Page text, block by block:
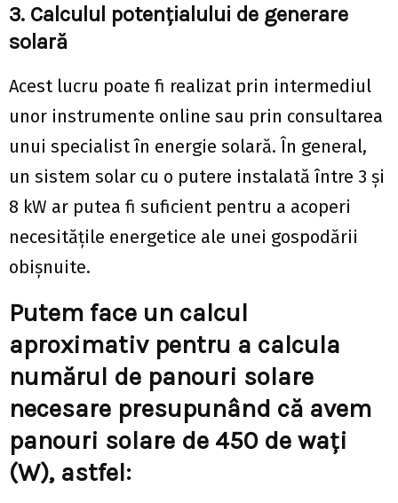
3. Calculul potențialului de generare
solară
Acest lucru poate fi realizat prin intermediul
unor instrumente online sau prin consultarea
unui specialist în energie solară. În general,
un sistem solar cu o putere instalată între 3 și
8 kW ar putea fi suficient pentru a acoperi
necesitățile energetice ale unei gospodării
obișnuite.
Putem face un calcul
aproximativ pentru a calcula
numărul de panouri solare
necesare presupunând că avem
panouri solare de 450 de wați
(W), astfel: